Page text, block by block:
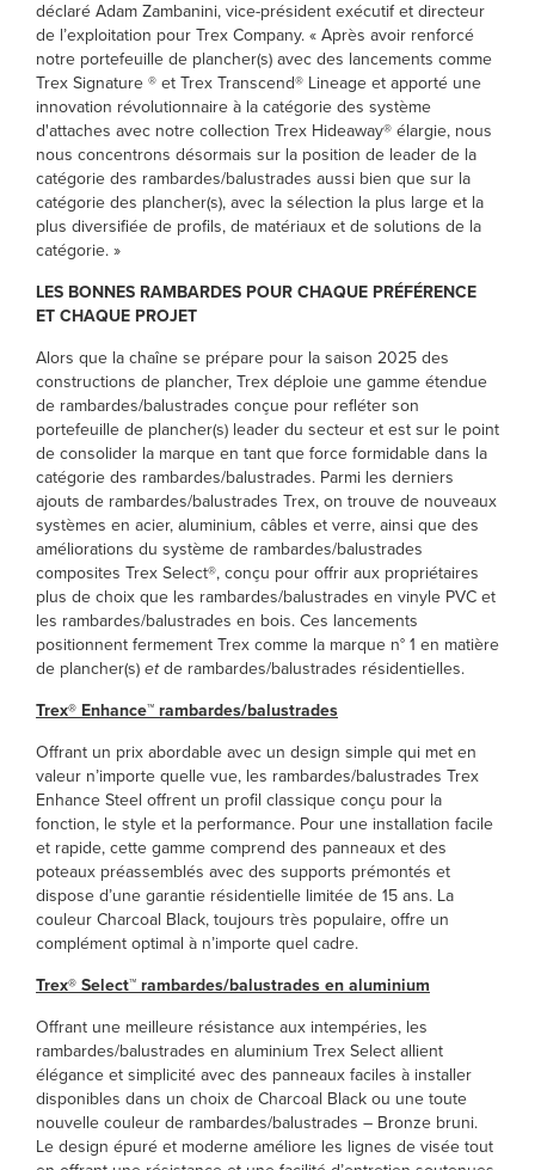
déclaré Adam Zambanini, vice-président exécutif et directeur
de l’exploitation pour Trex Company. « Après avoir renforcé
notre portefeuille de plancher(s) avec des lancements comme
Trex Signature ® et Trex Transcend® Lineage et apporté une
innovation révolutionnaire à la catégorie des système
d'attaches avec notre collection Trex Hideaway® élargie, nous
nous concentrons désormais sur la position de leader de la
catégorie des rambardes/balustrades aussi bien que sur la
catégorie des plancher(s), avec la sélection la plus large et la
plus diversifiée de profils, de matériaux et de solutions de la
catégorie. »
LES BONNES RAMBARDES POUR CHAQUE PRÉFÉRENCE
ET CHAQUE PROJET
Alors que la chaîne se prépare pour la saison 2025 des
constructions de plancher, Trex déploie une gamme étendue
de rambardes/balustrades conçue pour refléter son
portefeuille de plancher(s) leader du secteur et est sur le point
de consolider la marque en tant que force formidable dans la
catégorie des rambardes/balustrades. Parmi les derniers
ajouts de rambardes/balustrades Trex, on trouve de nouveaux
systèmes en acier, aluminium, câbles et verre, ainsi que des
améliorations du système de rambardes/balustrades
composites Trex Select®, conçu pour offrir aux propriétaires
plus de choix que les rambardes/balustrades en vinyle PVC et
les rambardes/balustrades en bois. Ces lancements
positionnent fermement Trex comme la marque n° 1 en matière
de plancher(s)etde rambardes/balustrades résidentielles.
Trex® Enhance™ rambardes/balustrades
Offrant un prix abordable avec un design simple qui met en
valeur n’importe quelle vue, les rambardes/balustrades Trex
Enhance Steel offrent un profil classique conçu pour la
fonction, le style et la performance. Pour une installation facile
et rapide, cette gamme comprend des panneaux et des
poteaux préassemblés avec des supports prémontés et
dispose d’une garantie résidentielle limitée de 15 ans. La
couleur Charcoal Black, toujours très populaire, offre un
complément optimal à n’importe quel cadre.
Trex® Select™ rambardes/balustrades en aluminium
Offrant une meilleure résistance aux intempéries, les
rambardes/balustrades en aluminium Trex Select allient
élégance et simplicité avec des panneaux faciles à installer
disponibles dans un choix de Charcoal Black ou une toute
nouvelle couleur de rambardes/balustrades – Bronze bruni.
Le design épuré et moderne améliore les lignes de visée tout